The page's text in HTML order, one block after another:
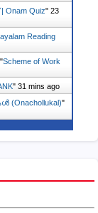
Quiz" 23
Reading
Scheme of Work
" 31 mins ago
"